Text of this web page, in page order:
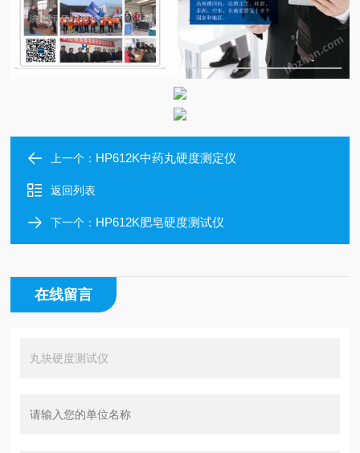
上一个： HP612K中药丸硬度测定仪
返回列表
下一个： HP612K肥皂硬度测试仪
在线留言